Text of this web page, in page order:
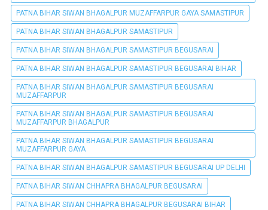
PATNA BIHAR SIWAN BHAGALPUR MUZAFFARPUR GAYA SAMASTIPUR
PATNA BIHAR SIWAN BHAGALPUR SAMASTIPUR
PATNA BIHAR SIWAN BHAGALPUR SAMASTIPUR BEGUSARAI
PATNA BIHAR SIWAN BHAGALPUR SAMASTIPUR BEGUSARAI BIHAR
PATNA BIHAR SIWAN BHAGALPUR SAMASTIPUR BEGUSARAI
MUZAFFARPUR
PATNA BIHAR SIWAN BHAGALPUR SAMASTIPUR BEGUSARAI
MUZAFFARPUR BHAGALPUR
PATNA BIHAR SIWAN BHAGALPUR SAMASTIPUR BEGUSARAI
MUZAFFARPUR GAYA
PATNA BIHAR SIWAN BHAGALPUR SAMASTIPUR BEGUSARAI UP DELHI
PATNA BIHAR SIWAN CHHAPRA BHAGALPUR BEGUSARAI
PATNA BIHAR SIWAN CHHAPRA BHAGALPUR BEGUSARAI BIHAR